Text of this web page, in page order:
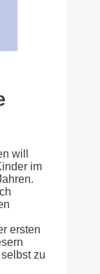
will
im
ersten
zu